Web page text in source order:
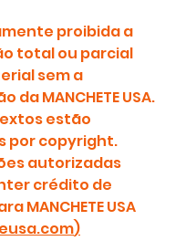
proibida a
total ou parcial
sem a
da MANCHETE USA.
estão
por copyright.
autorizadas
crédito de
MANCHETE USA
)